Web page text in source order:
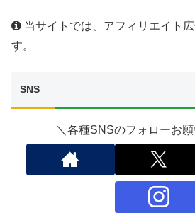
当サイトでは、アフィリエイト
す。
SNS
＼各種SNSのフォローお